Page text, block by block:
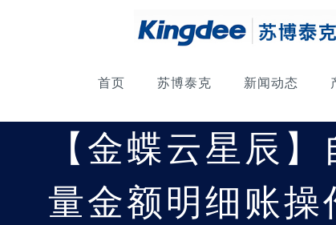
首页 苏博泰克 新闻动态
【金蝶云星辰
量金额明细账